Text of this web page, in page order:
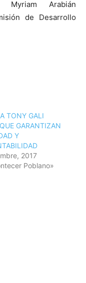
Myriam Arabián
de Desarrollo
TONY GALI
GARANTIZAN
Y
2017
Poblano»